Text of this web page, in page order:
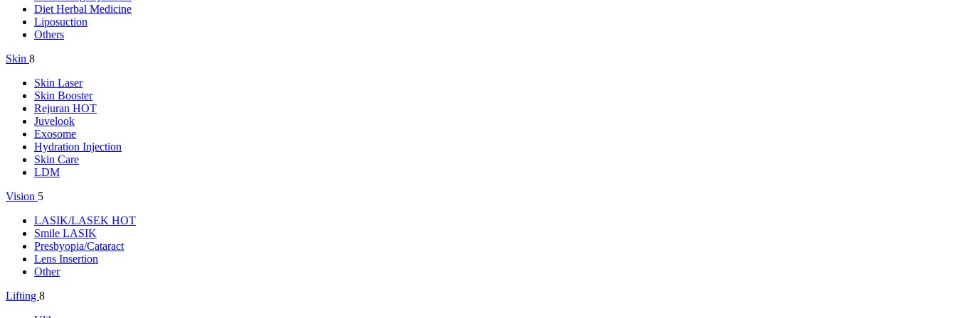
Diet Herbal Medicine
Liposuction
Others
Skin 8
Skin Laser
Skin Booster
Rejuran HOT
Juvelook
Exosome
Hydration Injection
Skin Care
LDM
Vision 5
LASIK/LASEK HOT
Smile LASIK
Presbyopia/Cataract
Lens Insertion
Other
Lifting 8